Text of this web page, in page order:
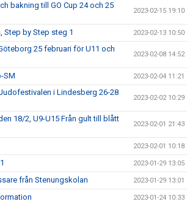
bakning till GO Cup 24 och 25
2023-02-15 19:10
Step by Step steg 1 2023-02-13 10:50
25 februari för U11 och
2023-02-08 14:52
SM 2023-02-04 11:21
i Lindesberg 26-28
2023-02-02 10:29
18/2, U9-U15 Från gult till blått
2023-02-01 21:43
2023-02-01 10:18
2023-01-29 13:05
från Stenungskolan 2023-01-29 13:01
2023-01-24 10:33